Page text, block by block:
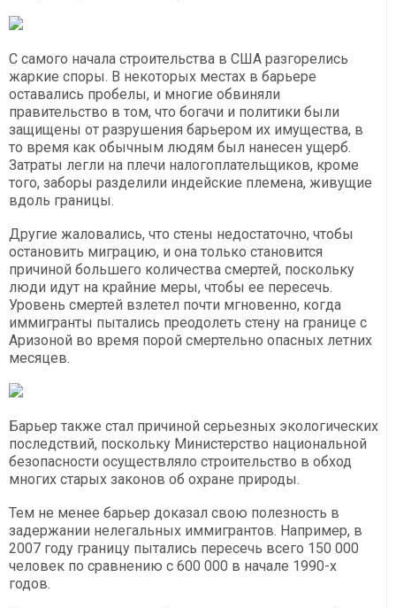
С самого начала строительства в США разгорелись
жаркие споры. В некоторых местах в барьере
оставались пробелы, и многие обвиняли
правительство в том, что богачи и политики были
защищены от разрушения барьером их имущества, в
то время как обычным людям был нанесен ущерб.
Затраты легли на плечи налогоплательщиков, кроме
того, заборы разделили индейские племена, живущие
вдоль границы.
Другие жаловались, что стены недостаточно, чтобы
остановить миграцию, и она только становится
причиной большего количества смертей, поскольку
люди идут на крайние меры, чтобы ее пересечь.
Уровень смертей взлетел почти мгновенно, когда
иммигранты пытались преодолеть стену на границе с
Аризоной во время порой смертельно опасных летних
месяцев.
Барьер также стал причиной серьезных экологических
последствий, поскольку Министерство национальной
безопасности осуществляло строительство в обход
многих старых законов об охране природы.
Тем не менее барьер доказал свою полезность в
задержании нелегальных иммигрантов. Например, в
2007 году границу пытались пересечь всего 150 000
человек по сравнению с 600 000 в начале 1990-х
годов.